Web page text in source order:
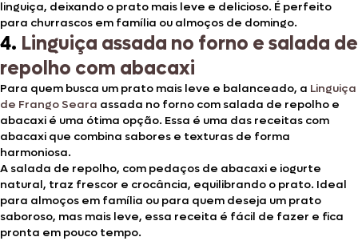
linguiça, deixando o prato mais leve e delicioso. É perfeito
para churrascos em família ou almoços de domingo.
4. Linguiça assada no forno e salada de
repolho com abacaxi
Para quem busca um prato mais leve e balanceado, a Linguiça
de Frango Seara assada no forno com salada de repolho e
abacaxi é uma ótima opção. Essa é uma das receitas com
abacaxi que combina sabores e texturas de forma
harmoniosa.
A salada de repolho, com pedaços de abacaxi e iogurte
natural, traz frescor e crocância, equilibrando o prato. Ideal
para almoços em família ou para quem deseja um prato
saboroso, mas mais leve, essa receita é fácil de fazer e fica
pronta em pouco tempo.